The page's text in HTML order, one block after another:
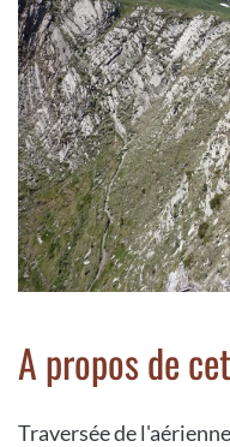
A propos de
Traversée de